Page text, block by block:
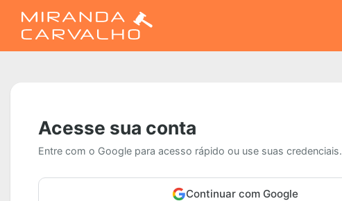
Acesse sua conta
Entre com o Google para acesso rápido ou use suas credenciais.
Continuar com Google